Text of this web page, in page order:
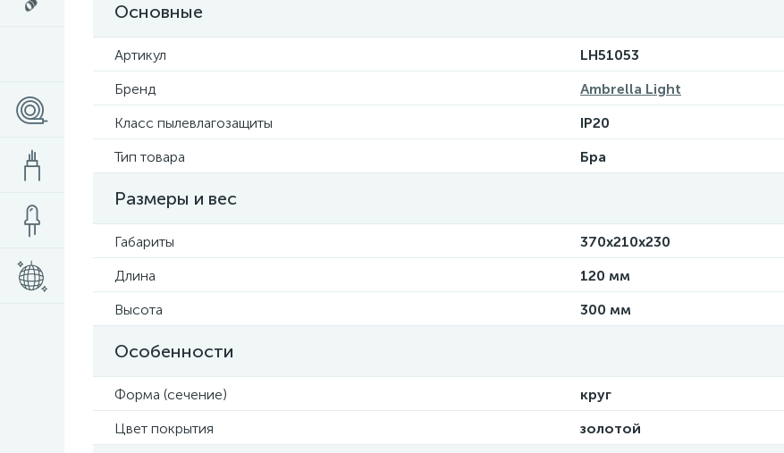
Основные
Артикул
LH51053
Бренд
Ambrella Light
Класс пылевлагозащиты
IP20
Тип товара
Бра
Размеры и вес
Габариты
370х210х230
Длина
120 мм
Высота
300 мм
Особенности
Форма (сечение)
круг
Цвет покрытия
золотой